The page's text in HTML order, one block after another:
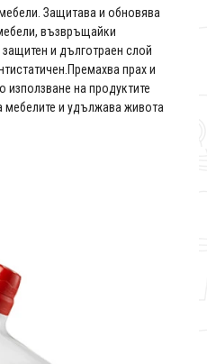
Защитава и обновява
възвръщайки
и дълготраен слой
прах и
на продуктите
и удължава живота